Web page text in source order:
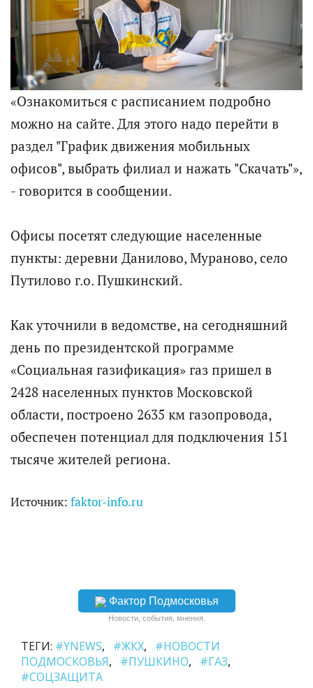
«Ознакомиться с расписанием подробно
можно на сайте. Для этого надо перейти в
раздел "График движения мобильных
офисов", выбрать филиал и нажать "Скачать"»,
- говорится в сообщении.
Офисы посетят следующие населенные
пункты: деревни Данилово, Мураново, село
Путилово г.о. Пушкинский.
Как уточнили в ведомстве, на сегодняшний
день по президентской программе
«Социальная газификация» газ пришел в
2428 населенных пунктов Московской
области, построено 2635 км газопровода,
обеспечен потенциал для подключения 151
тысяче жителей региона.
Источник: faktor-info.ru
Фактор Подмосковья
Новости, события, мнения.
ТЕГИ: #YNEWS #ЖКХ
#НОВОСТИ
ПОДМОСКОВЬЯ
#ПУШКИНО
#ГАЗ
#СОЦЗАЩИТА